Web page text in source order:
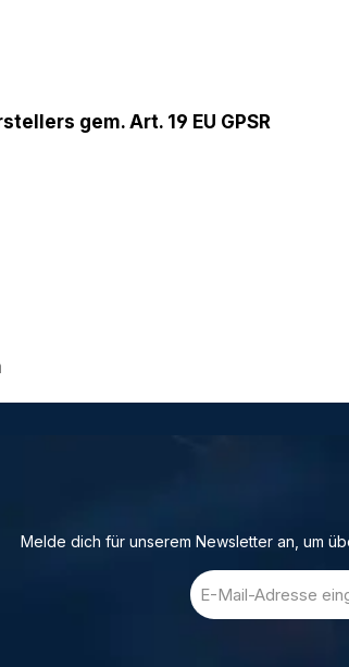
gem. Art. 19 EU GPSR
Melde dich für unserem Newsletter an, um
E-
Mail-